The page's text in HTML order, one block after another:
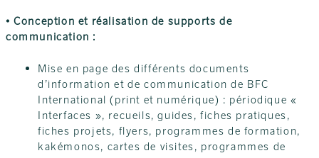
• Conception et réalisation de supports de
communication :
Mise en page des différents documents
d’information et de communication de BFC
International (print et numérique) : périodique «
Interfaces », recueils, guides, fiches pratiques,
fiches projets, flyers, programmes de formation,
kakémonos, cartes de visites, programmes de